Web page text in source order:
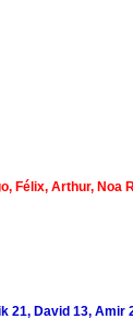
Félix, Arthur, Noa
21, David 13, Amir